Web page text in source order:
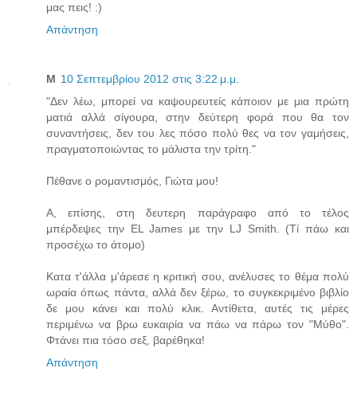
μας πεις! :)
Απάντηση
Μ 10 Σεπτεμβρίου 2012 στις 3:22 μ.μ.
"Δεν λέω, μπορεί να καψουρευτείς κάποιον με μια πρώτη
ματιά αλλά σίγουρα, στην δεύτερη φορά που θα τον
συναντήσεις, δεν του λες πόσο πολύ θες να τον γαμήσεις,
πραγματοποιώντας το μάλιστα την τρίτη."
Πέθανε ο ρομαντισμός, Γιώτα μου!
A, επίσης, στη δευτερη παράγραφο από το τέλος
μπέρδεψες την EL James με την LJ Smith. (Τί πάω και
προσέχω το άτομο)
Κατα τ'άλλα μ'άρεσε η κριτική σου, ανέλυσες το θέμα πολύ
ωραία όπως πάντα, αλλά δεν ξέρω, το συγκεκριμένο βιβλίο
δε μου κάνει και πολύ κλικ. Αντίθετα, αυτές τις μέρες
περιμένω να βρω ευκαιρία να πάω να πάρω τον "Μύθο".
Φτάνει πια τόσο σεξ, βαρέθηκα!
Απάντηση